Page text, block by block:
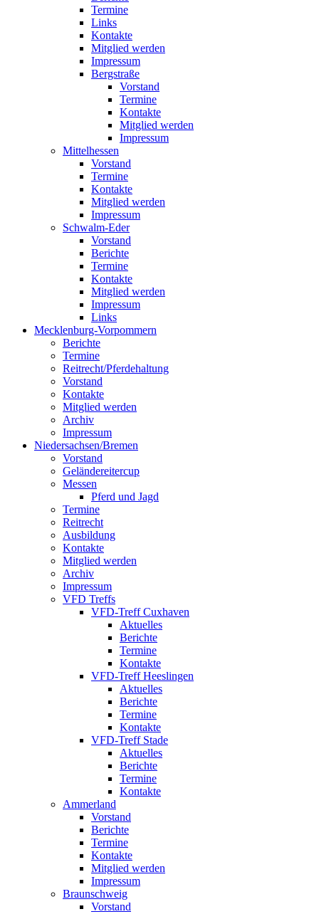
Termine
Links
Kontakte
Mitglied werden
Impressum
Bergstraße
Vorstand
Termine
Kontakte
Mitglied werden
Impressum
Mittelhessen
Vorstand
Termine
Kontakte
Mitglied werden
Impressum
Schwalm-Eder
Vorstand
Berichte
Termine
Kontakte
Mitglied werden
Impressum
Links
Mecklenburg-Vorpommern
Berichte
Termine
Reitrecht/Pferdehaltung
Vorstand
Kontakte
Mitglied werden
Archiv
Impressum
Niedersachsen/Bremen
Vorstand
Geländereitercup
Messen
Pferd und Jagd
Termine
Reitrecht
Ausbildung
Kontakte
Mitglied werden
Archiv
Impressum
VFD Treffs
VFD-Treff Cuxhaven
Aktuelles
Berichte
Termine
Kontakte
VFD-Treff Heeslingen
Aktuelles
Berichte
Termine
Kontakte
VFD-Treff Stade
Aktuelles
Berichte
Termine
Kontakte
Ammerland
Vorstand
Berichte
Termine
Kontakte
Mitglied werden
Impressum
Braunschweig
Vorstand